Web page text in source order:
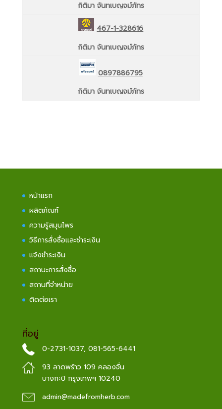
กิติมา จันทเบญจม์ภัทร
467-1-328616
กิติมา จันทเบญจม์ภัทร
0897886795
กิติมา จันทเบญจม์ภัทร
หน้าแรก
ผลิตภัณฑ์
ความรู้สมุนไพร
วิธีการสั่งซื้อและชำระเงิน
แจ้งชำระเงิน
สถานะการสั่งซื้อ
สถานที่จำหน่าย
ติดต่อเรา
ที่อยู่
0-2731-1037, 081-565-6441
93 ลาดพร้าว 109 คลองจั่น
บางกะปิ กรุงเทพฯ 10240
admin@madefromherb.com